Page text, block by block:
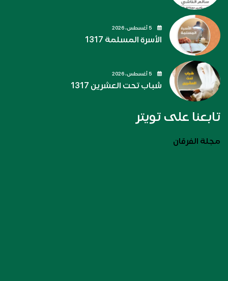
الأسرة المسلمة 1317
شباب تحت العشرين 1317
تابعنا على تويتر
مجلة الفرقان